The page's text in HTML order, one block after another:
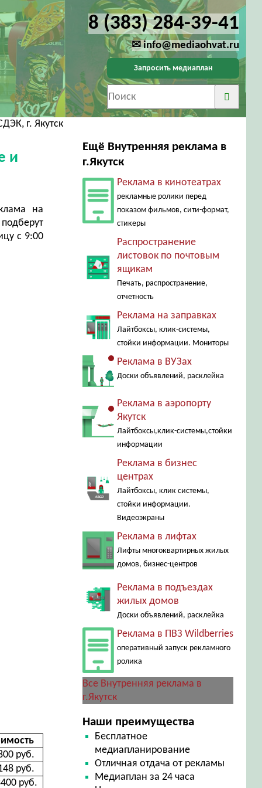
8 (383) 284-39-41
✉ info@mediaohvat.ru
Запросить медиаплан
г. Якутск
и
на
с 9:00
руб.
руб.
руб.
Ещё Внутренняя реклама в
г.Якутск
Реклама в кинотеатрах
рекламные ролики перед
показом фильмов, сити-формат,
стикеры
Распространение
листовок по почтовым
ящикам
Печать, распространение,
отчетность
Реклама на заправках
Лайтбоксы, клик-системы,
стойки информации. Мониторы
Реклама в ВУЗах
Доски объявлений, расклейка
Реклама в аэропорту
Якутск
Лайтбоксы,клик-системы,стойки
информации
Реклама в бизнес
центрах
Лайтбоксы, клик системы,
стойки информации.
Видеоэкраны
Реклама в лифтах
Лифты многоквартирных жилых
домов, бизнес-центров
Реклама в подъездах
жилых домов
Доски объявлений, расклейка
Реклама в ПВЗ Wildberries
оперативный запуск рекламного
ролика
Все Внутренняя реклама в
г.Якутск
Наши преимущества
Бесплатное
медиапланирование
Отличная отдача от рекламы
Медиаплан за 24 часа